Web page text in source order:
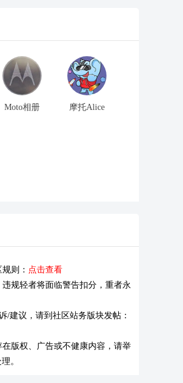
Moto相册 摩托Alice
则： 点击查看
规轻者将面临警告扣分，重者永
/建议，请到社区站务版块发帖：
版权、广告或不健康内容，请举
。